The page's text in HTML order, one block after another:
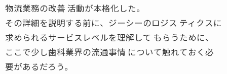
物流業務の改善 活動が本格化した。
その詳細を説明する前に、ジーシーのロジス ティクスに
求められるサービスレベルを理解して もらうために、
ここで少し歯科業界の流通事情 について触れておく必
要があるだろう。